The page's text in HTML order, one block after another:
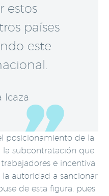
estos
países
este
Icaza
posicionamiento de la
la subcontratación que
e incentiva
autoridad a sancionar
de esta figura, pues